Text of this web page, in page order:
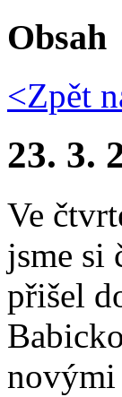
Obsah
<Zpět
23. 3.
Ve
jsme si
přišel
novými